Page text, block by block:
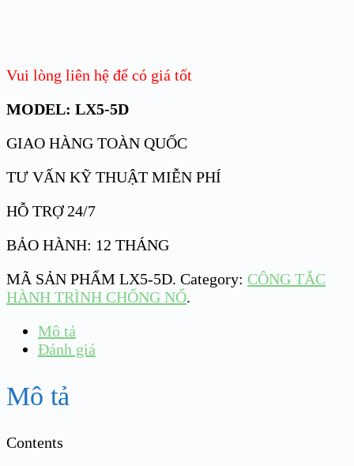
Vui lòng liên hệ để có giá tốt
MODEL: LX5-5D
GIAO HÀNG TOÀN QUỐC
TƯ VẤN KỸ THUẬT MIỄN PHÍ
HỖ TRỢ 24/7
BẢO HÀNH: 12 THÁNG
MÃ SẢN PHẨM LX5-5D. Category: CÔNG TẮC
HÀNH TRÌNH CHỐNG NỔ.
Mô tả
Đánh giá
Mô tả
Contents